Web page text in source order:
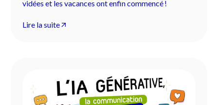
vidées et les vacances ont enfin commencé !
Lire la suite